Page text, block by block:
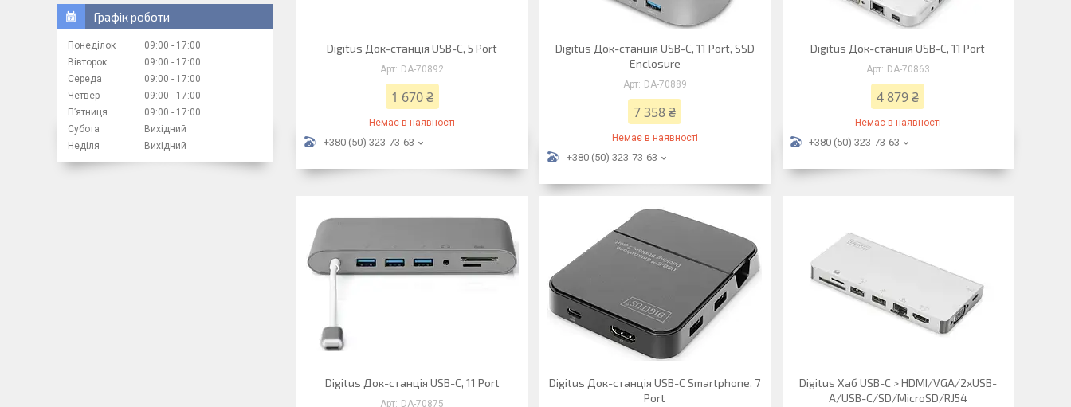
Digitus Док-станція USB-C, 5 Port
DA-70892
1 670 ₴
Немає в наявності
+380 (50) 323-73-63
Digitus Док-станція USB-C, 11 Port, SSD
Enclosure
DA-70889
7 358 ₴
Немає в наявності
+380 (50) 323-73-63
Digitus Док-станція USB-C, 11 Port
DA-70863
4 879 ₴
Немає в наявності
+380 (50) 323-73-63
Digitus Док-станція USB-C, 11 Port
DA-70875
Digitus Док-станція USB-C Smartphone, 7
Port
Digitus Хаб USB-C > HDMI/VGA/2xUSB-
A/USB-C/SD/MicroSD/RJ54
Графік роботи
Понеділок 09:00
17:00
Вівторок
09:00
17:00
Середа
09:00
17:00
Четвер
09:00
17:00
Пʼятниця
09:00
17:00
Субота
Вихідний
Неділя
Вихідний